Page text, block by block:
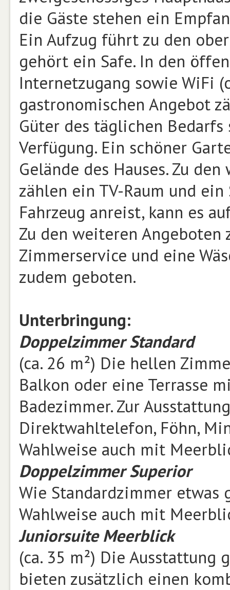
die Gäste stehen ein
Ein Aufzug führt zu den
gehört ein Safe. In den
Internetzugang sowie WiFi
gastronomischen Angebot
Güter des täglichen
Verfügung. Ein schöner
Gelände des Hauses. Zu
zählen ein TV-Raum und
Fahrzeug anreist, kann es
Zu den weiteren Angeboten
Zimmerservice und eine
zudem geboten.
Unterbringung:
Doppelzimmer Standard
(ca. 26 m²) Die hellen
Balkon oder eine Terrasse
Badezimmer. Zur
Direktwahltelefon, Föhn,
Wahlweise auch mit
Doppelzimmer Superior
Wie Standardzimmer etwas
Wahlweise auch mit
Juniorsuite Meerblick
(ca. 35 m²) Die
bieten zusätzlich einen